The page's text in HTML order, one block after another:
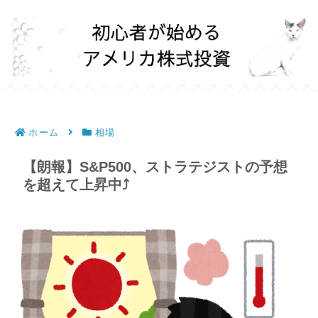
ホーム 相場
【朗報】S&P500、ストラテジストの予想
を超えて上昇中⤴︎